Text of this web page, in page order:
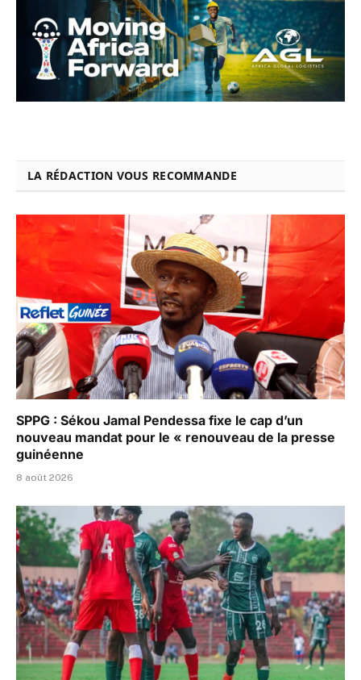
LA RÉDACTION VOUS RECOMMANDE
SPPG : Sékou Jamal Pendessa fixe le cap d’un
nouveau mandat pour le « renouveau de la presse
guinéenne
8 août 2026